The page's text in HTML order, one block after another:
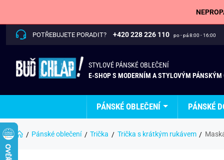
POTŘEBUJETE PORADIT? +420 228 226 110 po - pá 8:00 - 16:00
STYLOVÉ PÁNSKÉ OBLEČENÍ
E-SHOP S MODERNÍM A STYLOVÝM PÁNSKÝM
PÁNSKÉ OBLEČENÍ PÁNSKÉ
Pánské oblečení Trička Trička s krátkým rukávem